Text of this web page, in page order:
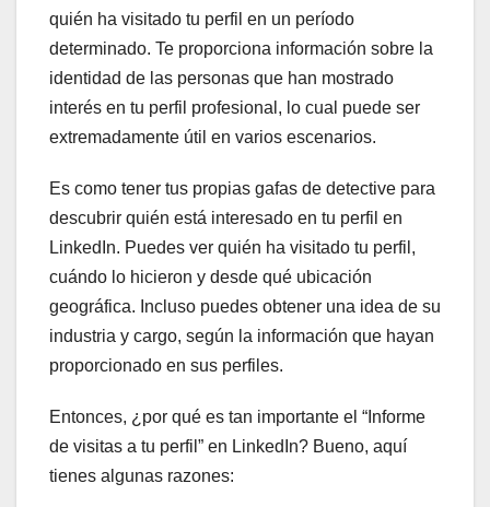
quién ha visitado tu perfil en un período
determinado. Te proporciona información sobre la
identidad de las personas que han mostrado
interés en tu perfil profesional, lo cual puede ser
extremadamente útil en varios escenarios.
Es como tener tus propias gafas de detective para
descubrir quién está interesado en tu perfil en
LinkedIn. Puedes ver quién ha visitado tu perfil,
cuándo lo hicieron y desde qué ubicación
geográfica. Incluso puedes obtener una idea de su
industria y cargo, según la información que hayan
proporcionado en sus perfiles.
Entonces, ¿por qué es tan importante el “Informe
de visitas a tu perfil” en LinkedIn? Bueno, aquí
tienes algunas razones: